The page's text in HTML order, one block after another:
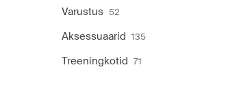
Varustus 52
Aksessuaarid 135
Treeningkotid 71